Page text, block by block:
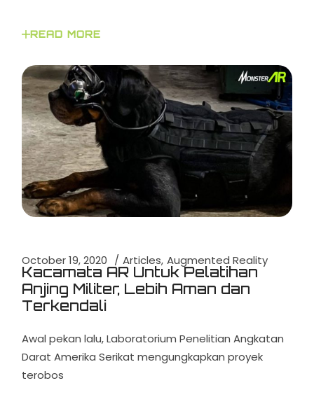
READ MORE
October 19, 2020 Articles Augmented Reality
Kacamata AR Untuk Pelatihan
Anjing Militer, Lebih Aman dan
Terkendali
Awal pekan lalu, Laboratorium Penelitian Angkatan
Darat Amerika Serikat mengungkapkan proyek
terobos